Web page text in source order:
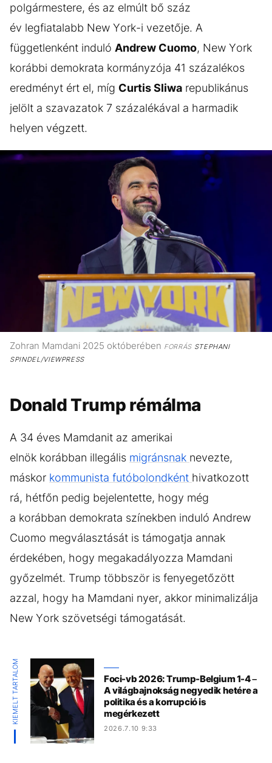
polgármestere, és az elmúlt bő száz
év legfiatalabb New York-i vezetője. A
függetlenként induló Andrew Cuomo, New York
korábbi demokrata kormányzója 41 százalékos
eredményt ért el, míg Curtis Sliwa republikánus
jelölt a szavazatok 7 százalékával a harmadik
helyen végzett.
Zohran Mamdani 2025 októberében FORRÁSSTEPHANI
SPINDEL/VIEWPRESS
Donald Trump rémálma
A 34 éves Mamdanit az amerikai
elnök korábban illegális migránsnak nevezte,
máskor kommunista futóbolondként hivatkozott
rá, hétfőn pedig bejelentette, hogy még
a korábban demokrata színekben induló Andrew
Cuomo megválasztását is támogatja annak
érdekében, hogy megakadályozza Mamdani
győzelmét. Trump többször is fenyegetőzött
azzal, hogy ha Mamdani nyer, akkor minimalizálja
New York szövetségi támogatását.
KIEMELT TARTALOM
Foci-vb 2026: Trump-Belgium 1-4 –
A világbajnokság negyedik hetére a
politika és a korrupció is
megérkezett
2026.7.10 9:33